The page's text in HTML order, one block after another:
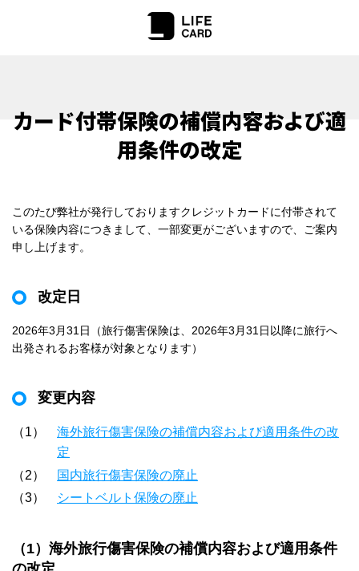
カード付帯保険の補償内容および適
用条件の改定
このたび弊社が発行しておりますクレジットカードに付帯されて
いる保険内容につきまして、一部変更がございますので、ご案内
申し上げます。
改定日
2026年3月31日（旅行傷害保険は、2026年3月31日以降に旅行へ
出発されるお客様が対象となります）
変更内容
1
海外旅行傷害保険の補償内容および適用条件の改
定
2
国内旅行傷害保険の廃止
3
シートベルト保険の廃止
（1）海外旅行傷害保険の補償内容および適用条件